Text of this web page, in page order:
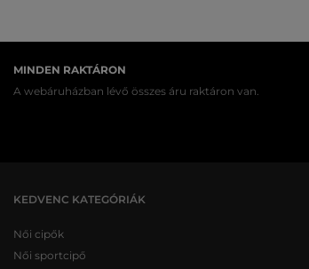
MINDEN RAKTÁRON
A webáruházban lévő összes áru raktáron van.
KEDVENC KATEGÓRIÁK
Női cipők
Női sportcipő